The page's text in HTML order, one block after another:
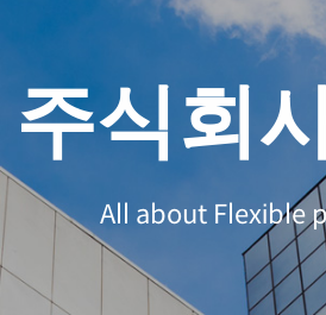
주식회
All about Flexible